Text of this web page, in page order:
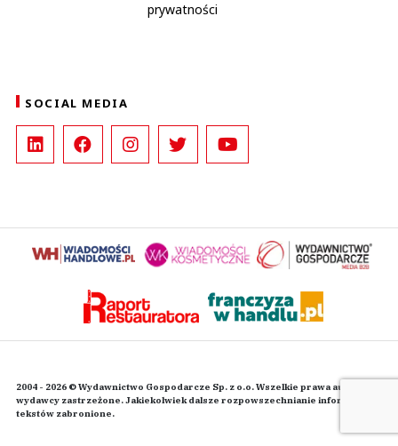
prywatności
SOCIAL MEDIA
2004 - 2026 © Wydawnictwo Gospodarcze Sp. z o.o. Wszelkie prawa autorskie
wydawcy zastrzeżone. Jakiekolwiek dalsze rozpowszechnianie informacji i
tekstów zabronione.